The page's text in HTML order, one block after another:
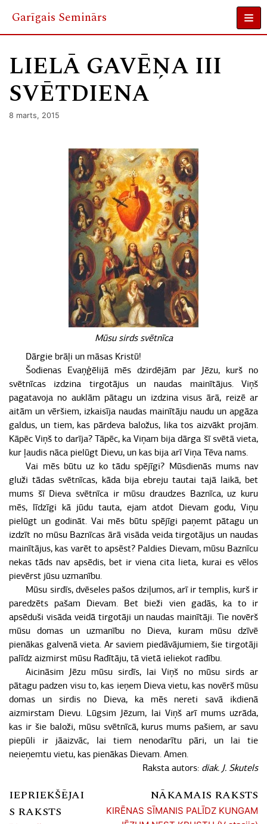
Skip
content
Garīgais Seminārs
LIELĀ GAVĒŅA III
SVĒTDIENA
8 marts, 2015
Mūsu sirds svētnīca
Dārgie brāļi un māsas Kristū!
Šodienas Evaņģēlijā mēs dzirdējām par Jēzu, kurš no
svētnīcas izdzina tirgotājus un naudas mainītājus. Viņš
pagatavoja no auklām pātagu un izdzina visus ārā, reizē ar
aitām un vēršiem, izkaisīja naudas mainītāju naudu un apgāza
galdus, un tiem, kas pārdeva baložus, lika tos aizvākt projām.
Kāpēc Viņš to darīja? Tāpēc, ka Viņam bija dārga šī svētā vieta,
kur ļaudis nāca pielūgt Dievu, un kas bija arī Viņa Tēva nams.
Vai mēs būtu uz ko tādu spējīgi? Mūsdienās mums nav
gluži tādas svētnīcas, kāda bija ebreju tautai tajā laikā, bet
mums šī Dieva svētnīca ir mūsu draudzes Baznīca, uz kuru
mēs, līdzīgi kā jūdu tauta, ejam atdot Dievam godu, Viņu
pielūgt un godināt. Vai mēs būtu spējīgi paņemt pātagu un
izdzīt no mūsu Baznīcas ārā visāda veida tirgotājus un naudas
mainītājus, kas varēt to apsēst? Paldies Dievam, mūsu Baznīcu
nekas tāds nav apsēdis, bet ir viena cita lieta, kurai es vēlos
pievērst jūsu uzmanību.
Mūsu sirdīs, dvēseles pašos dziļumos, arī ir templis, kurš ir
paredzēts pašam Dievam. Bet bieži vien gadās, ka to ir
apsēduši visāda veidā tirgotāji un naudas mainītāji. Tie novērš
mūsu domas un uzmanību no Dieva, kuram mūsu dzīvē
pienākas galvenā vieta. Ar saviem piedāvājumiem, šie tirgotāji
palīdz aizmirst mūsu Radītāju, tā vietā ieliekot radību.
Aicināsim Jēzu mūsu sirdīs, lai Viņš no mūsu sirds ar
pātagu padzen visu to, kas ieņem Dieva vietu, kas novērš mūsu
domas un sirdis no Dieva, ka mēs nereti savā ikdienā
aizmirstam Dievu. Lūgsim Jēzum, lai Viņš arī mums uzrāda,
kas ir šie baloži, mūsu svētnīcā, kurus mums pašiem, ar savu
piepūli ir jāaizvāc, lai tiem nenodarītu pāri, un lai tie
neieņemtu vietu, kas pienākas Dievam. Amen.
Raksta autors: diak. J. Skutels
IEPRIEKŠĒJAI
S RAKSTS
NĀKAMAIS RAKSTS
KIRĒNAS SĪMANIS PALĪDZ KUNGAM